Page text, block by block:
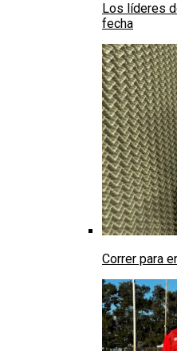
Los líderes
fecha
Correr para